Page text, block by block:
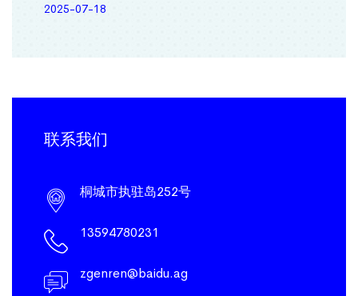
2025-07-18
联系我们
桐城市执驻岛252号
13594780231
zgenren@baidu.ag